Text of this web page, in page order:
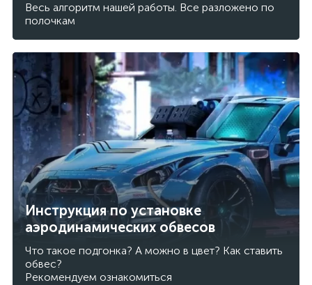
Весь алгоритм нашей работы. Все разложено по
полочкам
Инструкция по установке
аэродинамических обвесов
Что такое подгонка? А можно в цвет? Как ставить
обвес?
Рекомендуем ознакомиться